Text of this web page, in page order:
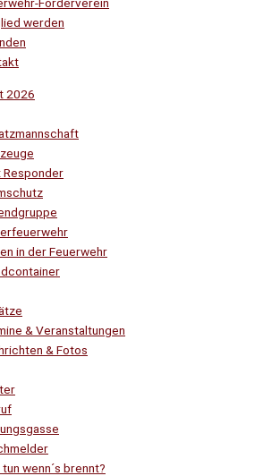
werden
2026
Responder
in der Feuerwehr
& Veranstaltungen
& Fotos
tun wenn´s brennt?